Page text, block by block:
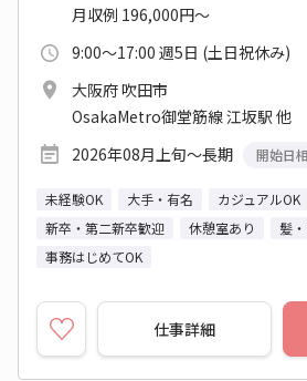
月収例 196,000円～
9:00～17:00 週5日 (土日祝休み)
大阪府 吹田市
OsakaMetro御堂筋線 江坂駅 他
2026年08月上旬～長期
開始日
未経験OK 大手・有名
カジュアルOK
新卒・第二新卒歓迎
休憩室あり
髪
事務はじめてOK
仕事詳細